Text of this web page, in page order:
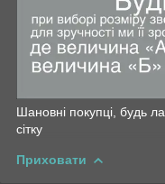
Шановні покупці, будь
сітку
Приховати